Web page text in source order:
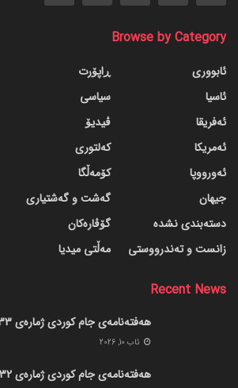
Browse by Category
ئابووری
ئاسیا
ئەفریقا
ئەمریکا
ئەورووپا
جیهان
دسته‌بندی نشده
زانست و تەندرووستی
ڕاپۆرت
سیاسی
ڤیدیۆ
کەلتوری
کۆمەڵگا
گه‌شت و گه‌شتیاری
گۆڤاره‌کان
مەڵتی میدیا
Recent News
هەفتەنامەی جام کوردی ژمارەی 433
ئاب 10, 2026
هەفتەنامەی جام کوردی ژمارەی 432